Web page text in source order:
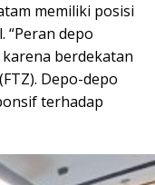
memiliki posisi
depo
berdekatan
Depo-depo
terhadap